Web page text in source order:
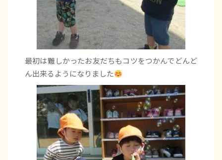
最初は難しかったお友だちもコツをつかんでどんど
ん出来るようになりました